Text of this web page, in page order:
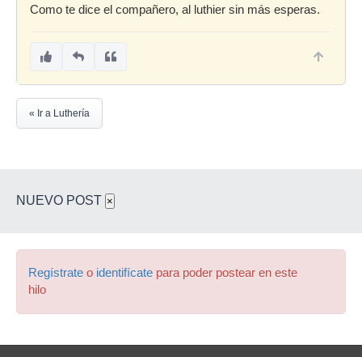
Como te dice el compañero, al luthier sin más esperas.
« Ir a Luthería
NUEVO POST ×
Regístrate o identifícate para poder postear en este
hilo